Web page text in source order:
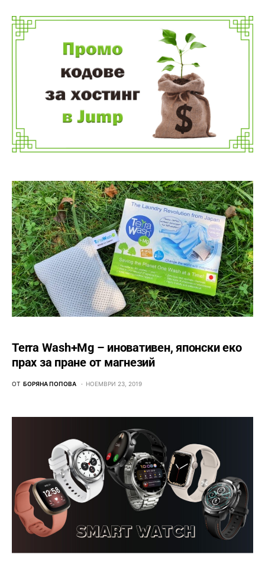
Terra Wash+Mg – иновативен, японски еко
прах за пране от магнезий
ОТ БОРЯНА ПОПОВА НОЕМВРИ 23, 2019